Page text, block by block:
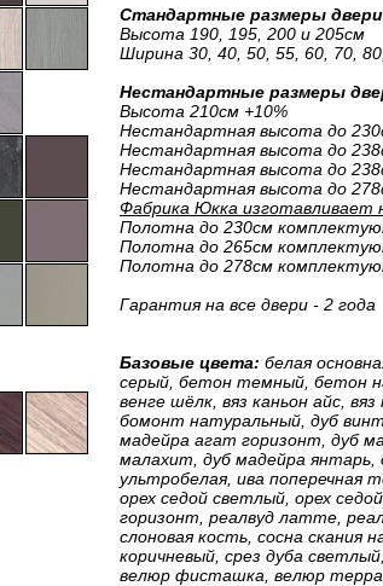
Стандартные размеры двери
Высота 190, 195, 200 и 205см
Ширина 30, 40, 50, 55, 60, 70,
Нестандартные размеры
Высота 210см +10%
Нестандартная высота до
Нестандартная высота до
Нестандартная высота до
Нестандартная высота до
Фабрика Юкка
Полотна до 230см
Полотна до 265см
Полотна до 278см
Гарантия на все двери - 2 года
Базовые цвета: белая
серый, бетон темный, бетон
венге шёлк, вяз каньон айс,
бомонт натуральный, дуб
мадейра агат горизонт, дуб
малахит, дуб мадейра янтарь,
ультробелая, ива поперечная
орех седой светлый, орех
горизонт, реалвуд латте,
слоновая кость, сосна скания
коричневый, срез дуба
велюр фисташка, велюр